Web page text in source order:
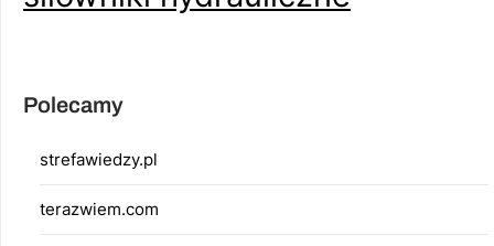
Polecamy
strefawiedzy.pl
terazwiem.com